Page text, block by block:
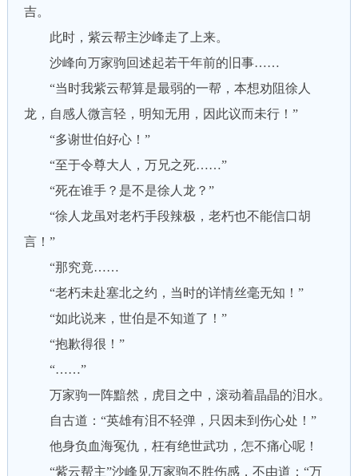
吉。
此时，紫云帮主沙峰走了上来。
沙峰向万家驹回述起若干年前的旧事……
“当时我紫云帮算是最弱的一帮，本想劝阻徐人
龙，自感人微言轻，明知无用，因此议而未行！”
“多谢世伯好心！”
“至于令尊大人，万兄之死……”
“死在谁手？是不是徐人龙？”
“徐人龙虽对老朽手段辣极，老朽也不能信口胡
言！”
“那究竟……
“老朽未赴塞北之约，当时的详情丝毫无知！”
“如此说来，世伯是不知道了！”
“抱歉得很！”
“……”
万家驹一阵黯然，虎目之中，滚动着晶晶的泪水。
自古道：“英雄有泪不轻弹，只因未到伤心处！”
他身负血海冤仇，枉有绝世武功，怎不痛心呢！
“紫云帮主”沙峰见万家驹不胜伤感，不由道：“万